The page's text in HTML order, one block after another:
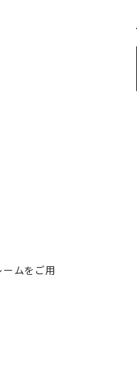
ムをご用